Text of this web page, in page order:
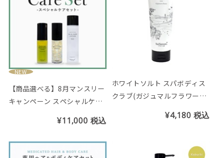
NEW
【商品選べる】8月マンスリー
キャンペーン スペシャルケア
¥11,000 税込
ホワイトソルト スパボディス
クラブ(ガジュマルフラワーの
¥4,180 税込